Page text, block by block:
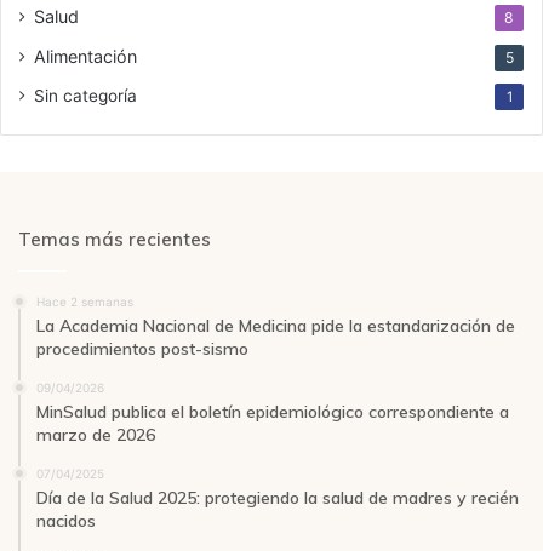
Salud 8
Alimentación 5
Sin categoría 1
Temas más recientes
Hace 2 semanas
La Academia Nacional de Medicina pide la estandarización de
procedimientos post-sismo
09/04/2026
MinSalud publica el boletín epidemiológico correspondiente a
marzo de 2026
07/04/2025
Día de la Salud 2025: protegiendo la salud de madres y recién
nacidos